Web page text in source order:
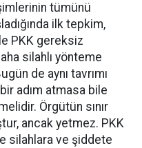
tümünü
ilk tepkim,
PKK gereksiz
silahlı yönteme
de aynı tavrımı
adım atmasa bile
Örgütün sınır
ancak yetmez. PKK
silahlara ve şiddete